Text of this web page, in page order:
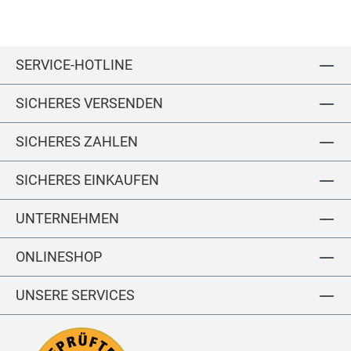
SERVICE-HOTLINE
SICHERES VERSENDEN
SICHERES ZAHLEN
SICHERES EINKAUFEN
UNTERNEHMEN
ONLINESHOP
UNSERE SERVICES